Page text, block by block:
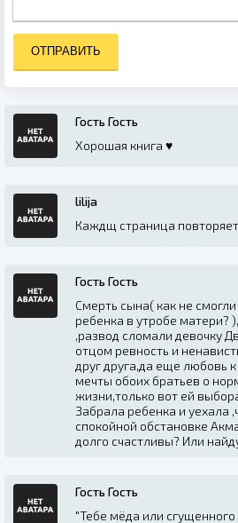
ОТПРАВИТЬ
Гость Гость
Хорошая книга ♥️
lilija
Каждщ страница
Гость Гость
Смерть сына( как не
ребенка в утробе матери?
,развод сломали девочку
отцом ревность и
друг друга,да еще любовь
мечты обоих братьев о
жизни,только вот ей
Забрала ребенка и уехала
спокойной обстановке
долго счастливы? Или
Гость Гость
"Тебе мёда или сгущенного